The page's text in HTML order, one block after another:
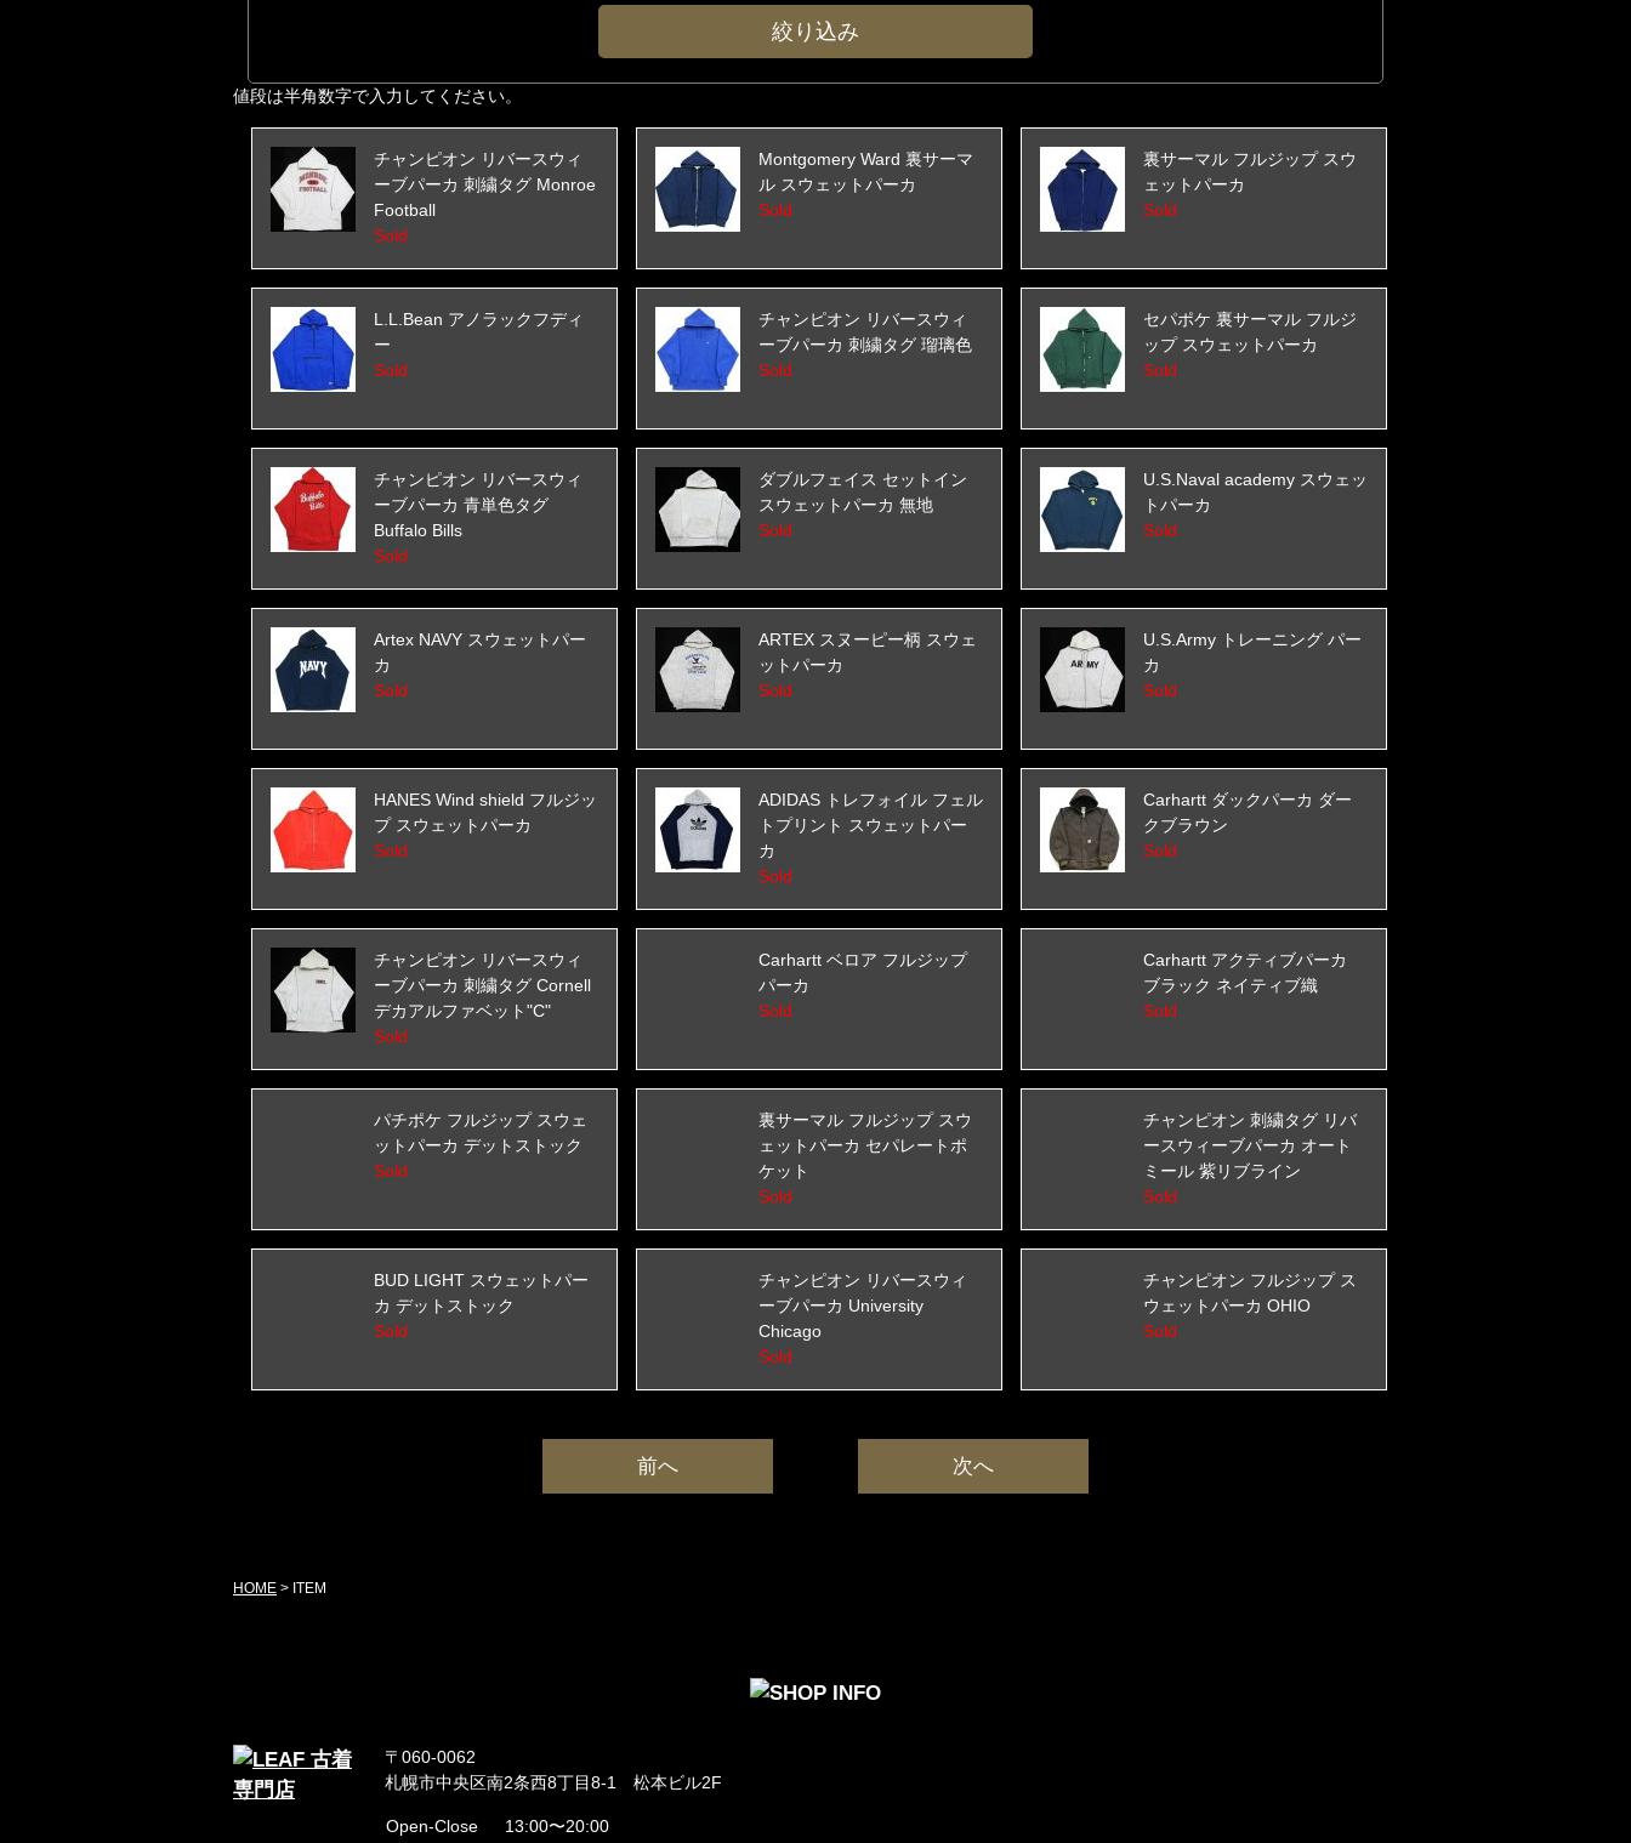
値段は半角数字で入力してください。
チャンピオン リバースウィ
ーブパーカ 刺繍タグ Monroe
Football
Sold
Montgomery Ward 裏サーマ
ル スウェットパーカ
Sold
裏サーマル フルジップ スウ
ェットパーカ
Sold
L.L.Bean アノラックフディ
ー
Sold
チャンピオン リバースウィ
ーブパーカ 刺繍タグ 瑠璃色
Sold
セパポケ 裏サーマル フルジ
ップ スウェットパーカ
Sold
チャンピオン リバースウィ
ーブパーカ 青単色タグ
Buffalo Bills
Sold
ダブルフェイス セットイン
スウェットパーカ 無地
Sold
U.S.Naval academy スウェッ
トパーカ
Sold
Artex NAVY スウェットパー
カ
Sold
ARTEX スヌーピー柄 スウェ
ットパーカ
Sold
U.S.Army トレーニング パー
カ
Sold
HANES Wind shield フルジッ
プ スウェットパーカ
Sold
ADIDAS トレフォイル フェル
トプリント スウェットパー
カ
Sold
Carhartt ダックパーカ ダー
クブラウン
Sold
チャンピオン リバースウィ
ーブパーカ 刺繍タグ Cornell
デカアルファベット"C"
Sold
Carhartt ベロア フルジップ
パーカ
Sold
Carhartt アクティブパーカ
ブラック ネイティブ織
Sold
パチポケ フルジップ スウェ
ットパーカ デットストック
Sold
裏サーマル フルジップ スウ
ェットパーカ セパレートポ
ケット
Sold
チャンピオン 刺繍タグ リバ
ースウィーブパーカ オート
ミール 紫リブライン
Sold
BUD LIGHT スウェットパー
カ デットストック
Sold
チャンピオン リバースウィ
ーブパーカ University
Chicago
Sold
チャンピオン フルジップ ス
ウェットパーカ OHIO
Sold
前へ 次へ
HOME > ITEM
〒060-0062
札幌市中央区南2条西8丁目8-1 松本ビル2F
Open-Close
13:00〜20:00